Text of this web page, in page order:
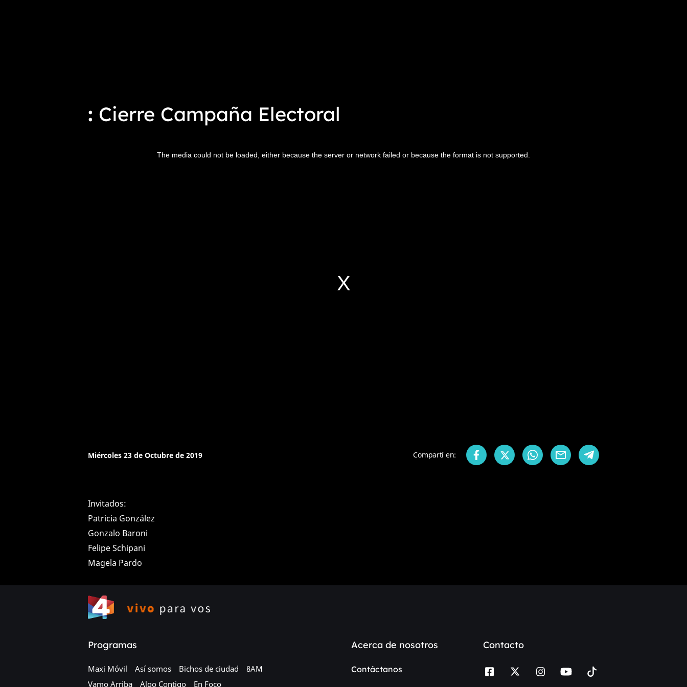
Cierre Campaña Electoral
The media could not be loaded, either because the server or network failed or because the format is not supported.
Miércoles 23 de Octubre de 2019 Compartí en:
Invitados:
Patricia González
Gonzalo Baroni
Felipe Schipani
Magela Pardo
Programas
Maxi Móvil Así somos Bichos de ciudad
8AM
Vamo Arriba
Algo Contigo En Foco
Acerca de nosotros
Contáctanos
Contacto